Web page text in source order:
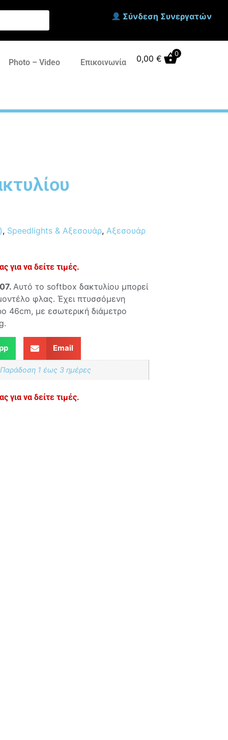
Σύνδεση Συνεργατών
Photo – Video Επικοινωνία 0,00 € 0
, Speedlights & Αξεσουάρ, Αξεσουάρ
για να δείτε τιμές.
Αυτό το softbox δακτυλίου μπορεί
φλας. Έχει πτυσσόμενη
46cm, με εσωτερική διάμετρο
Email
1 έως 3 ημέρες
για να δείτε τιμές.